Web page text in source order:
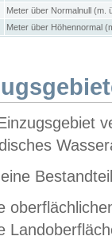
Meter über Normalnull (m.
Meter über Höhennormal